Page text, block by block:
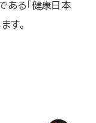
ある「健康日本
す。